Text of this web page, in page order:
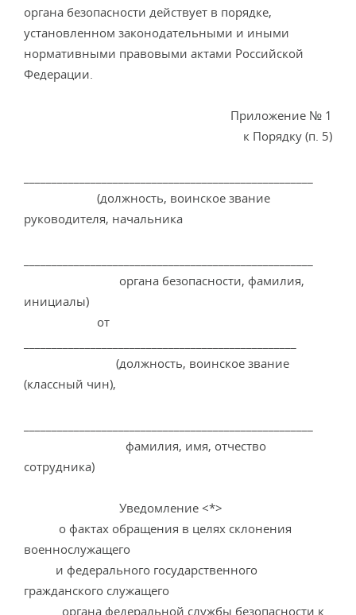
органа безопасности действует в порядке,
установленном законодательными и иными
нормативными правовыми актами Российской
Федерации.
Приложение № 1
к Порядку (п. 5)
(должность, воинское звание
руководителя, начальника
органа безопасности, фамилия,
инициалы)
от
(должность, воинское звание
(классный чин),
фамилия, имя, отчество
сотрудника)
Уведомление <*>
о фактах обращения в целях склонения
военнослужащего
и федерального государственного
гражданского служащего
органа федеральной службы безопасности к